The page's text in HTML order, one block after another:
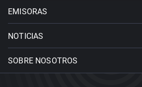
EMISORAS
NOTICIAS
SOBRE NOSOTROS